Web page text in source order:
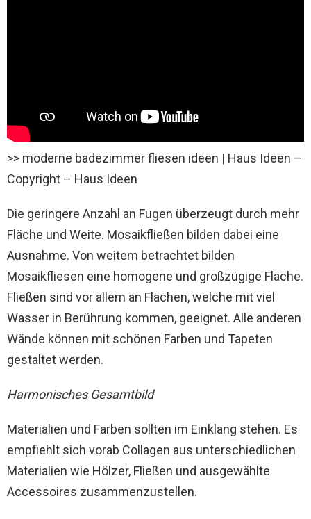
>> moderne badezimmer fliesen ideen | Haus Ideen –
Copyright – Haus Ideen
Die geringere Anzahl an Fugen überzeugt durch mehr
Fläche und Weite. Mosaikfließen bilden dabei eine
Ausnahme. Von weitem betrachtet bilden
Mosaikfliesen eine homogene und großzügige Fläche.
Fließen sind vor allem an Flächen, welche mit viel
Wasser in Berührung kommen, geeignet. Alle anderen
Wände können mit schönen Farben und Tapeten
gestaltet werden.
Harmonisches Gesamtbild
Materialien und Farben sollten im Einklang stehen. Es
empfiehlt sich vorab Collagen aus unterschiedlichen
Materialien wie Hölzer, Fließen und ausgewählte
Accessoires zusammenzustellen.